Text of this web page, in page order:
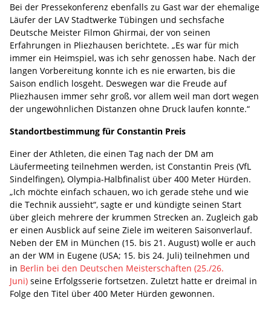
Bei der Pressekonferenz ebenfalls zu Gast war der ehemalige
Läufer der LAV Stadtwerke Tübingen und sechsfache
Deutsche Meister Filmon Ghirmai, der von seinen
Erfahrungen in Pliezhausen berichtete. „Es war für mich
immer ein Heimspiel, was ich sehr genossen habe. Nach der
langen Vorbereitung konnte ich es nie erwarten, bis die
Saison endlich losgeht. Deswegen war die Freude auf
Pliezhausen immer sehr groß, vor allem weil man dort wegen
der ungewöhnlichen Distanzen ohne Druck laufen konnte.“
Standortbestimmung für Constantin Preis
Einer der Athleten, die einen Tag nach der DM am
Läufermeeting teilnehmen werden, ist Constantin Preis (VfL
Sindelfingen), Olympia-Halbfinalist über 400 Meter Hürden.
„Ich möchte einfach schauen, wo ich gerade stehe und wie
die Technik aussieht“, sagte er und kündigte seinen Start
über gleich mehrere der krummen Strecken an. Zugleich gab
er einen Ausblick auf seine Ziele im weiteren Saisonverlauf.
Neben der EM in München (15. bis 21. August) wolle er auch
an der WM in Eugene (USA; 15. bis 24. Juli) teilnehmen und
in Berlin bei den Deutschen Meisterschaften (25./26.
Juni) seine Erfolgsserie fortsetzen. Zuletzt hatte er dreimal in
Folge den Titel über 400 Meter Hürden gewonnen.